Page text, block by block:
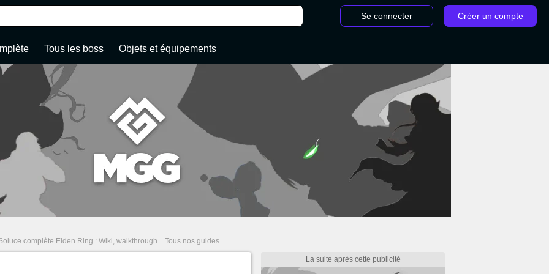
Se connecter Créer un compte
Tous les boss Objets et équipements
complète Elden Ring : Wiki, walkthrough... Tous nos guides /